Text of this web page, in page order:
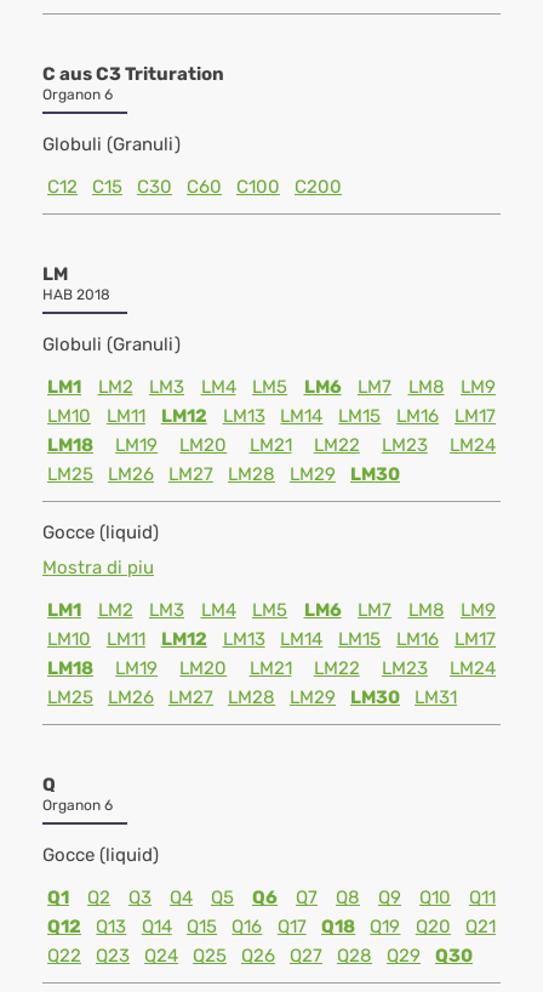
C aus C3 Trituration
Organon 6
Globuli (Granuli)
C12
C15 C30 C60 C100 C200
LM
HAB 2018
Globuli (Granuli)
LM1
LM2 LM3 LM4 LM5 LM6 LM7 LM8
LM9
LM10
LM11 LM12 LM13 LM14 LM15 LM16
LM17
LM18
LM19 LM20 LM21 LM22 LM23
LM24
LM25
LM26 LM27 LM28 LM29 LM30
Gocce (liquid)
Mostra di piu
LM1
LM2 LM3 LM4 LM5 LM6 LM7 LM8
LM9
LM10
LM11 LM12 LM13 LM14 LM15 LM16
LM17
LM18
LM19 LM20 LM21 LM22 LM23
LM24
LM25
LM26 LM27 LM28 LM29 LM30 LM31
Q
Organon 6
Gocce (liquid)
Q1
Q2 Q3 Q4 Q5 Q6 Q7 Q8 Q9 Q10
Q11
Q12
Q13 Q14 Q15 Q16 Q17 Q18 Q19 Q20
Q21
Q22
Q23 Q24 Q25 Q26 Q27 Q28 Q29 Q30